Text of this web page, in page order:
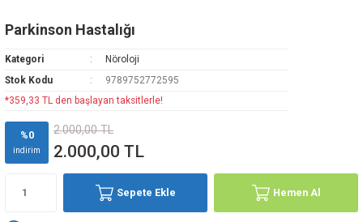
Parkinson Hastalığı
Kategori
Nöroloji
Stok Kodu
9789752772595
*359,33 TL den başlayan taksitlerle!
%0
indirim
2.000,00 TL
2.000,00 TL
Sepete Ekle Hemen Al